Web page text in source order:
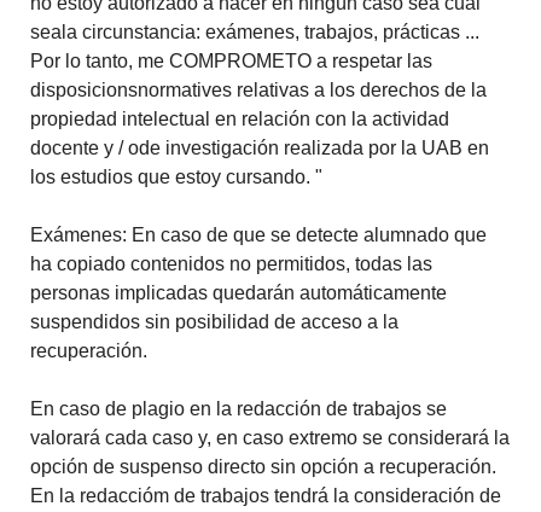
seala circunstancia: exámenes, trabajos, prácticas ...
Por lo tanto, me COMPROMETO a respetar las
disposicionsnormatives relativas a los derechos de la
propiedad intelectual en relación con la actividad
docente y / ode investigación realizada por la UAB en
los estudios que estoy cursando. "
Exámenes: En caso de que se detecte alumnado que
ha copiado contenidos no permitidos, todas las
personas implicadas quedarán automáticamente
suspendidos sin posibilidad de acceso a la
recuperación.
En caso de plagio en la redacción de trabajos se
valorará cada caso y, en caso extremo se considerará la
opción de suspenso directo sin opción a recuperación.
En la redaccióm de trabajos tendrá la consideración de